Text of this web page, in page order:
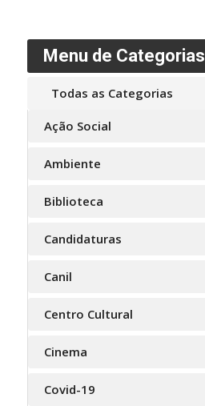
Menu de Categorias
Todas as Categorias
Ação Social
Ambiente
Biblioteca
Candidaturas
Canil
Centro Cultural
Cinema
Covid-19